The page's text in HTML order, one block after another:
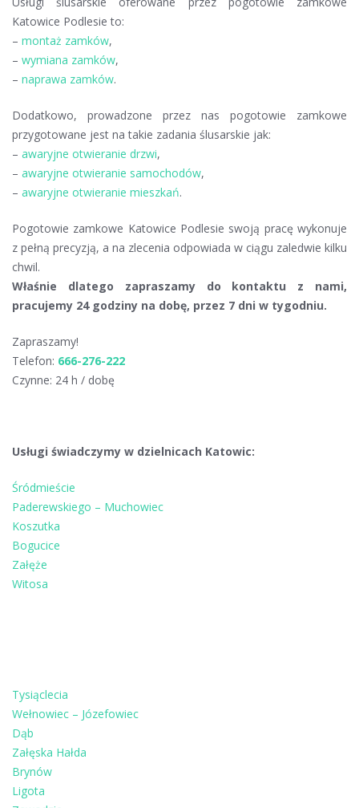
Katowice Podlesie to:
– montaż zamków,
– wymiana zamków,
– naprawa zamków.
Dodatkowo, prowadzone przez nas pogotowie zamkowe
przygotowane jest na takie zadania ślusarskie jak:
– awaryjne otwieranie drzwi,
– awaryjne otwieranie samochodów,
– awaryjne otwieranie mieszkań.
Pogotowie zamkowe Katowice Podlesie swoją pracę wykonuje
z pełną precyzją, a na zlecenia odpowiada w ciągu zaledwie kilku
chwil.
Właśnie dlatego zapraszamy do kontaktu z nami,
pracujemy 24 godziny na dobę, przez 7 dni w tygodniu.
Zapraszamy!
Telefon: 666-276-222
Czynne: 24 h / dobę
Usługi świadczymy w dzielnicach Katowic:
Śródmieście
Paderewskiego – Muchowiec
Koszutka
Bogucice
Załęże
Witosa
Tysiąclecia
Wełnowiec – Józefowiec
Dąb
Załęska Hałda
Brynów
Ligota